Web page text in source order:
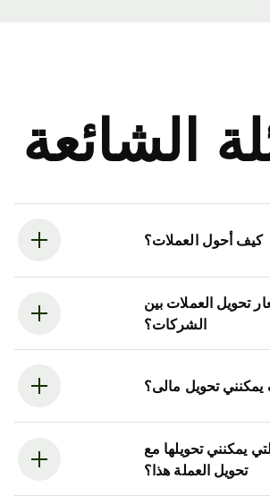
الشائعة
كيف أحول العملات؟
تحويل العملات بين
الشركات؟
تحويل مالى؟
يمكنني تحويلها مع
تحويل العملة هذا؟